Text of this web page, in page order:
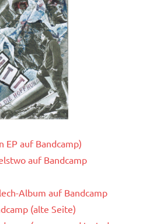
EP auf Bandcamp)
auf Bandcamp
Album auf Bandcamp
(alte Seite)